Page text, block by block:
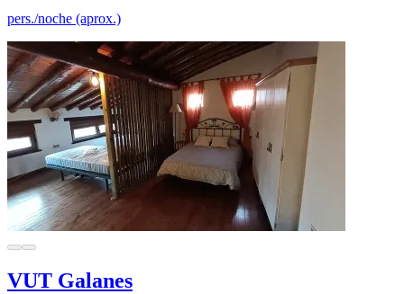
pers./noche (aprox.)
VUT Galanes